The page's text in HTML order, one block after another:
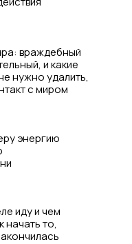
враждебный
и какие
нужно удалить,
с миром
иду и чем
начать то,
энергию